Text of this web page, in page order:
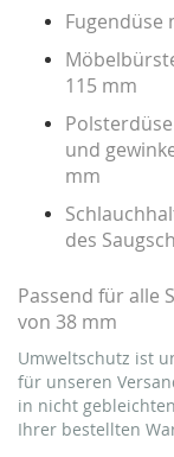
Fugendüse
115 mm
Polsterdüse
und
mm
des
Passend für alle
von 38 mm
Umweltschutz ist
für unseren
in nicht
Ihrer bestellten